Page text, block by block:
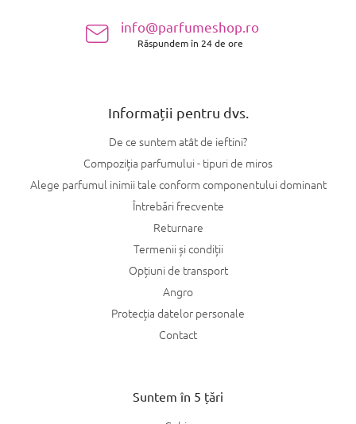
info@parfumeshop.ro
Răspundem în 24 de ore
Informații pentru dvs.
De ce suntem atât de ieftini?
Compoziția parfumului - tipuri de miros
Alege parfumul inimii tale conform componentului dominant
Întrebări frecvente
Returnare
Termenii și condiții
Opțiuni de transport
Angro
Protecția datelor personale
Contact
Suntem în 5 țări